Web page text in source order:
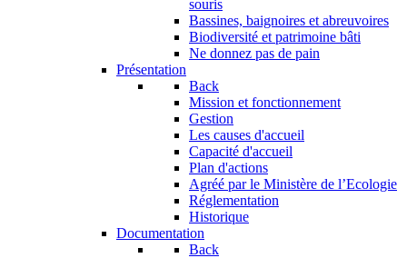
souris
Bassines, baignoires et abreuvoires
Biodiversité et patrimoine bâti
Ne donnez pas de pain
Présentation
Back
Mission et fonctionnement
Gestion
Les causes d'accueil
Capacité d'accueil
Plan d'actions
Agréé par le Ministère de l’Ecologie
Réglementation
Historique
Documentation
Back